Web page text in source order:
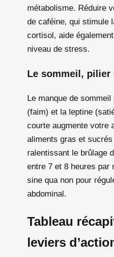
métabolisme. Réduire
de caféine, qui stimule
cortisol, aide
niveau de stress.
Le sommeil, pilier
Le manque de
(faim) et la leptine
courte augmente votre
aliments gras et
ralentissant le brûlage
entre 7 et 8 heures par
sine qua non pour
abdominal.
Tableau
leviers